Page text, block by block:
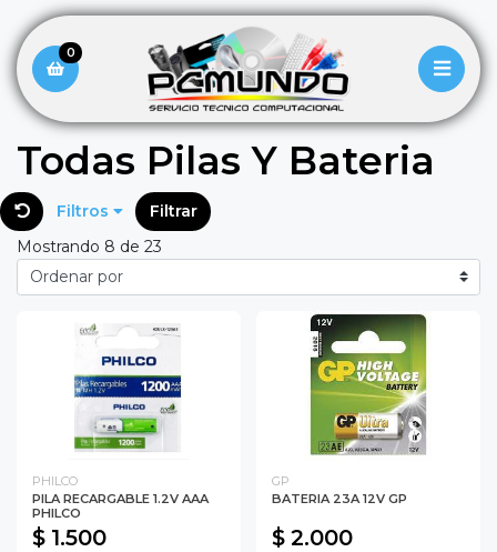
0
Todas Pilas Y Bateria
Filtros
Filtrar
Mostrando 8 de 23
PHILCO
PILA RECARGABLE 1.2V AAA
PHILCO
$ 1.500
GP
BATERIA 23A 12V GP
$ 2.000